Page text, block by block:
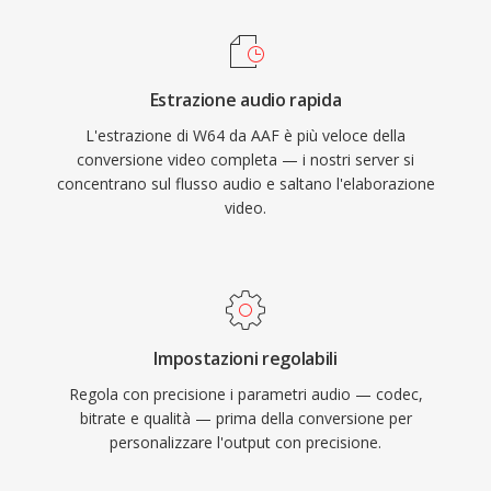
registrazione di concerti dal vivo e
Forge, Audacity e altre workstation audio
digitali professionali forniscono supporto W64
nativo per importazione ed esportazione senza
problemi. Per ingegneri e produttori che
la semplicità del WAV senza il frustrante limite
Estrazione audio rapida
L'estrazione di W64 da AAF è più veloce della
conversione video completa — i nostri server si
concentrano sul flusso audio e saltano l'elaborazione
video.
Impostazioni regolabili
Regola con precisione i parametri audio — codec,
bitrate e qualità — prima della conversione per
personalizzare l'output con precisione.